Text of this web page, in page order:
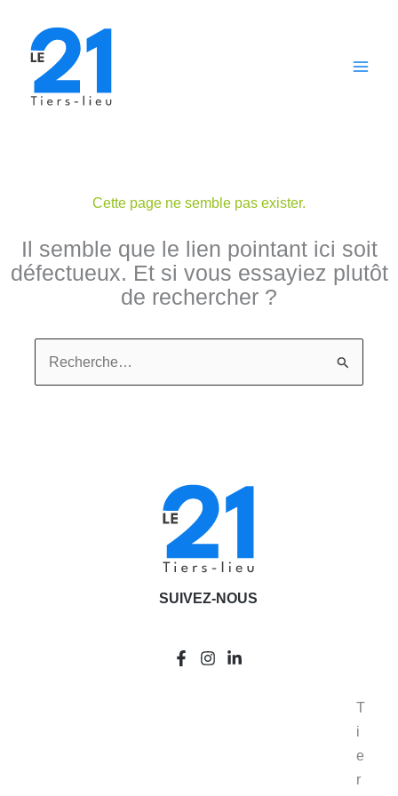
contenu
Cette page ne semble pas exister.
Il semble que le lien pointant ici soit
défectueux. Et si vous essayiez plutôt
de rechercher ?
Rechercher :
SUIVEZ-NOUS
T
i
e
r